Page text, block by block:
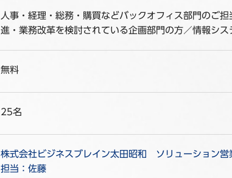
人事・経理・総務・購買などバックオフィス部門のご
進・業務改革を検討されている企画部門の方／情報シ
無料
25名
株式会社ビジネスブレイン太田昭和 ソリューション営
担当：佐藤